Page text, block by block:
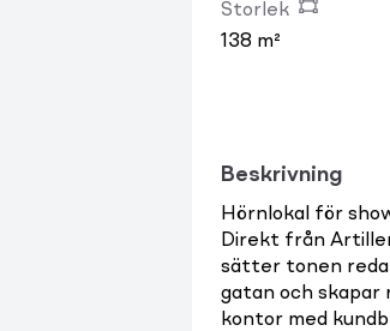
Storlek
138 m²
Beskrivning
Hörnlokal för
Direkt från
sätter tonen
gatan och
kontor med